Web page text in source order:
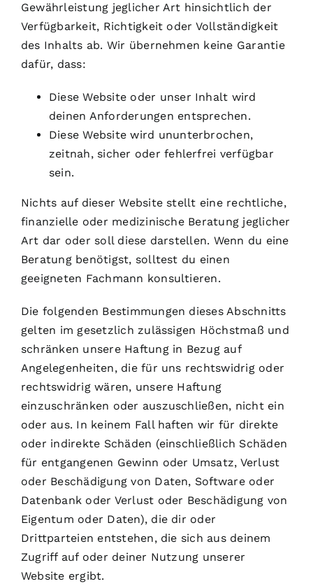
Gewährleistung jeglicher Art hinsichtlich der
Verfügbarkeit, Richtigkeit oder Vollständigkeit
des Inhalts ab. Wir übernehmen keine Garantie
dafür, dass:
Diese Website oder unser Inhalt wird
deinen Anforderungen entsprechen.
Diese Website wird ununterbrochen,
zeitnah, sicher oder fehlerfrei verfügbar
sein.
Nichts auf dieser Website stellt eine rechtliche,
finanzielle oder medizinische Beratung jeglicher
Art dar oder soll diese darstellen. Wenn du eine
Beratung benötigst, solltest du einen
geeigneten Fachmann konsultieren.
Die folgenden Bestimmungen dieses Abschnitts
gelten im gesetzlich zulässigen Höchstmaß und
schränken unsere Haftung in Bezug auf
Angelegenheiten, die für uns rechtswidrig oder
rechtswidrig wären, unsere Haftung
einzuschränken oder auszuschließen, nicht ein
oder aus. In keinem Fall haften wir für direkte
oder indirekte Schäden (einschließlich Schäden
für entgangenen Gewinn oder Umsatz, Verlust
oder Beschädigung von Daten, Software oder
Datenbank oder Verlust oder Beschädigung von
Eigentum oder Daten), die dir oder
Drittparteien entstehen, die sich aus deinem
Zugriff auf oder deiner Nutzung unserer
Website ergibt.